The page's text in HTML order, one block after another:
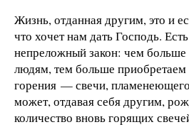
Жизнь, отданная другим, это и
что хочет нам дать Господь.
непреложный закон: чем
людям, тем больше приобретаем
горения — свечи,
может, отдавая себя другим,
количество вновь горящих